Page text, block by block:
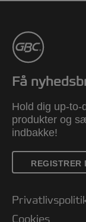
Få
Hold dig up-to-
produkter og
indbakke!
REGISTRER